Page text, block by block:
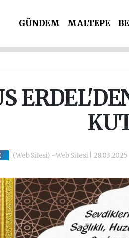
GÜNDEM MALTEPE
(Web Sitesi) - Web Sitesi |